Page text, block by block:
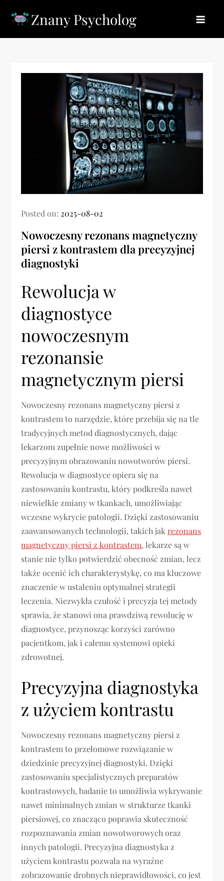
Znany Psycholog
Posted on: 2025-08-02
Nowoczesny rezonans magnetyczny
piersi z kontrastem dla precyzyjnej
diagnostyki
Rewolucja w
diagnostyce
nowoczesnym
rezonansie
magnetycznym piersi
Nowoczesny rezonans magnetyczny piersi z
kontrastem to narzędzie, które przebija się na tle
tradycyjnych metod diagnostycznych, dając
lekarzom zupełnie nowe możliwości w
precyzyjnym obrazowaniu nowotworów piersi.
Rewolucja w diagnostyce opiera się na
zastosowaniu kontrastu, który podkreśla nawet
niewielkie zmiany w tkankach, umożliwiając
wczesne wykrycie patologii. Dzięki zastosowaniu
zaawansowanych technologii, takich jakrezonans
magnetyczny piersi z kontrastem, lekarze są w
stanie nie tylko potwierdzić obecność zmian, lecz
także ocenić ich charakterystykę, co ma kluczowe
znaczenie w ustaleniu optymalnej strategii
leczenia. Niezwykła czułość i precyzja tej metody
sprawia, że stanowi ona prawdziwą rewolucję w
diagnostyce, przynosząc korzyści zarówno
pacjentkom, jak i całemu systemowi opieki
zdrowotnej.
Precyzyjna diagnostyka
z użyciem kontrastu
Nowoczesny rezonans magnetyczny piersi z
kontrastem to przełomowe rozwiązanie w
dziedzinie precyzyjnej diagnostyki. Dzięki
zastosowaniu specjalistycznych preparatów
kontrastowych, badanie to umożliwia wykrywanie
nawet minimalnych zmian w strukturze tkanki
piersiowej, co znacząco poprawia skuteczność
rozpoznawania zmian nowotworowych oraz
innych patologii. Precyzyjna diagnostyka z
użyciem kontrastu pozwala na wyraźne
zobrazowanie drobnych nieprawidłowości, co jest